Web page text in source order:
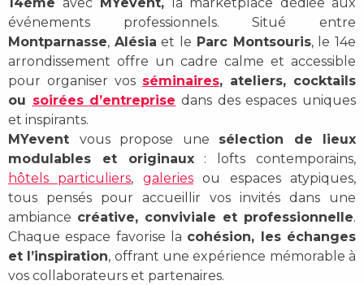
événements professionnels. Situé entre
Montparnasse, Alésia et le Parc Montsouris, le 14e
arrondissement offre un cadre calme et accessible
pour organiser vos séminaires, ateliers, cocktails
ou soirées d’entreprise dans des espaces uniques
et inspirants.
MYevent vous propose une sélection de lieux
modulables et originaux: lofts contemporains,
hôtels particuliers, galeriesou espaces atypiques,
tous pensés pour accueillir vos invités dans une
ambiance créative, conviviale et professionnelle.
Chaque espace favorise la cohésion, les échanges
et l’inspiration, offrant une expérience mémorable à
vos collaborateurs et partenaires.